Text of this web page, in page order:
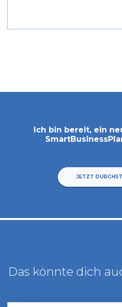
Ich bin bereit, ein
JETZT
Das könnte dich